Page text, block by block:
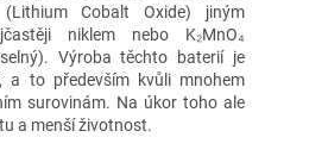
(Lithium Cobalt Oxide) jiným
niklem nebo K₂MnO₄
Výroba těchto baterií je
a to především kvůli mnohem
surovinám. Na úkor toho ale
a menší životnost.